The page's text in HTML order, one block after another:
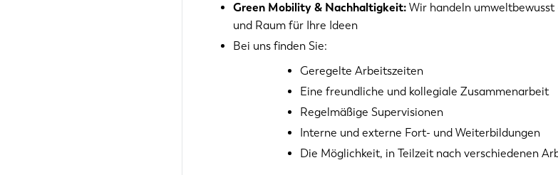
Green Mobility & Nachhaltigkeit: Wir handeln
und Raum für Ihre Ideen
Bei uns finden Sie:
Geregelte Arbeitszeiten
Eine freundliche und kollegiale Zusammenarbeit
Regelmäßige Supervisionen
Interne und externe Fort- und Weiterbildungen
Die Möglichkeit, in Teilzeit nach verschiedenen